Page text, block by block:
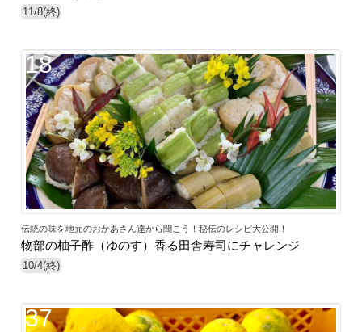
11/8(終)
18
伝統の味を地元のおかあさん達から聞こう！秘伝のレシピ大公開！
物部の柚子酢（ゆのす）香る田舎寿司にチャレンジ
10/4(終)
37